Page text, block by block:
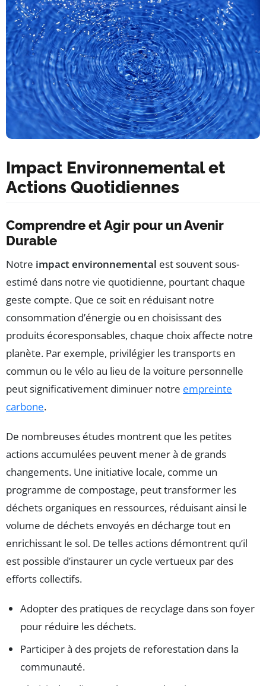
Impact Environnemental et
Actions Quotidiennes
Comprendre et Agir pour un Avenir
Durable
Notre impact environnemental est souvent sous-
estimé dans notre vie quotidienne, pourtant chaque
geste compte. Que ce soit en réduisant notre
consommation d’énergie ou en choisissant des
produits écoresponsables, chaque choix affecte notre
planète. Par exemple, privilégier les transports en
commun ou le vélo au lieu de la voiture personnelle
peut significativement diminuer notre empreinte
carbone.
De nombreuses études montrent que les petites
actions accumulées peuvent mener à de grands
changements. Une initiative locale, comme un
programme de compostage, peut transformer les
déchets organiques en ressources, réduisant ainsi le
volume de déchets envoyés en décharge tout en
enrichissant le sol. De telles actions démontrent qu’il
est possible d’instaurer un cycle vertueux par des
efforts collectifs.
Adopter des pratiques de recyclage dans son foyer
pour réduire les déchets.
Participer à des projets de reforestation dans la
communauté.